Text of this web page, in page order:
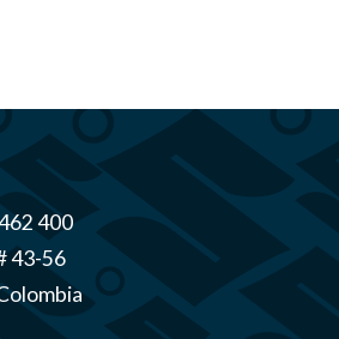
400
43-56